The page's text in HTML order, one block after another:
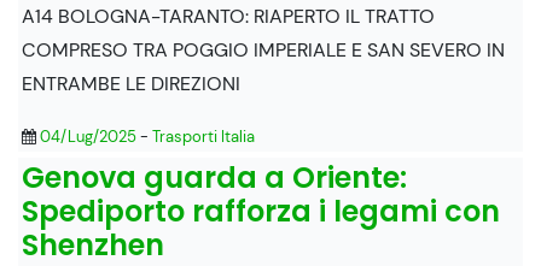
A14 BOLOGNA-TARANTO: RIAPERTO IL TRATTO
COMPRESO TRA POGGIO IMPERIALE E SAN SEVERO IN
ENTRAMBE LE DIREZIONI
04/Lug/2025- Trasporti Italia
Genova guarda a Oriente:
Spediporto rafforza i legami con
Shenzhen